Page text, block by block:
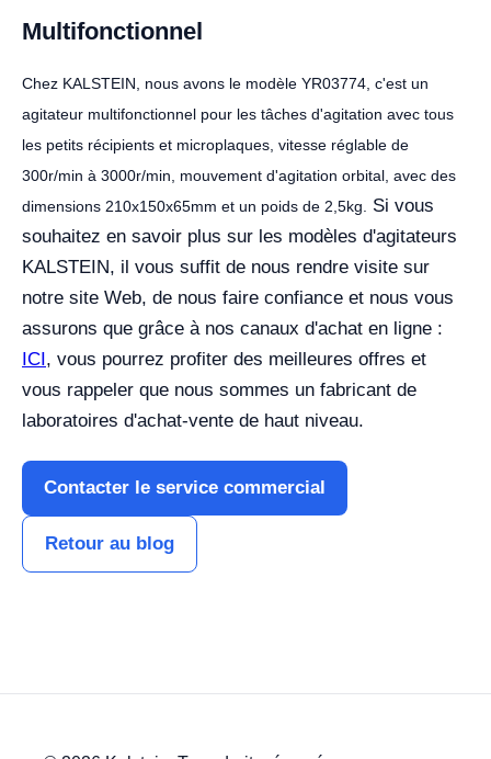
Multifonctionnel
Chez KALSTEIN, nous avons le modèle YR03774, c'est un
agitateur multifonctionnel pour les tâches d'agitation avec tous
les petits récipients et microplaques, vitesse réglable de
300r/min à 3000r/min, mouvement d'agitation orbital, avec des
dimensions 210x150x65mm et un poids de 2,5kg.
Si vous
souhaitez en savoir plus sur les modèles d'agitateurs
KALSTEIN, il vous suffit de nous rendre visite sur
notre site Web, de nous faire confiance et nous vous
assurons que grâce à nos canaux d'achat en ligne :
ICI, vous pourrez profiter des meilleures offres et
vous rappeler que nous sommes un fabricant de
laboratoires d'achat-vente de haut niveau.
Contacter le service commercial
Retour au blog